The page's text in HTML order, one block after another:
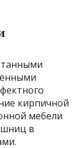
кирпичной
мебели
в